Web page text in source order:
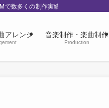
で数多くの制作実績
アレンジ 音楽制作・楽曲制作
Production